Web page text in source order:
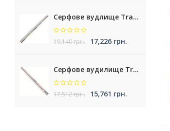
Серфове вудлище Trabucco Nemesea XT Surf
19,140 грн. 17,226 грн.
Серфове вудилище Trabucco Krypteria XR Surf
17,512 грн. 15,761 грн.